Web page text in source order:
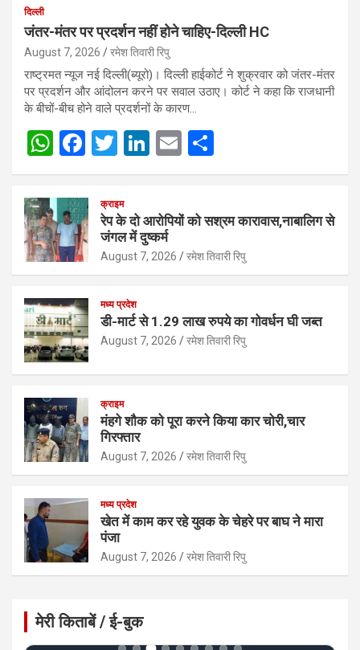
दिल्ली
जंतर-मंतर पर प्रदर्शन नहीं होने चाहिए-दिल्ली HC
August 7, 2026 रमेश तिवारी रिपु
राष्ट्रमत न्यूज नई दिल्ली(ब्यूरो)। दिल्ली हाईकोर्ट ने शुक्रवार को जंतर-मंतर
पर प्रदर्शन और आंदोलन करने पर सवाल उठाए। कोर्ट ने कहा कि राजधानी
के बीचों-बीच होने वाले प्रदर्शनों के कारण…
W
h
at
s
A
p
p
F
a
ce
b
o
o
k
T
wi
tt
er
Li
n
dI
n
E
m h
e
क्राइम
रेप के दो आरोपियों को सश्रम कारावास,नाबालिग से
जंगल में दुष्कर्म
August 7, 2026 रमेश तिवारी रिपु
मध्य प्रदेश
डी-मार्ट से 1.29 लाख रुपये का गोवर्धन घी जब्त
August 7, 2026 रमेश तिवारी रिपु
क्राइम
मंहगे शौक को पूरा करने किया कार चोरी,चार
गिरफ्तार
August 7, 2026 रमेश तिवारी रिपु
मध्य प्रदेश
खेत में काम कर रहे युवक के चेहरे पर बाघ ने मारा
पंजा
August 7, 2026 रमेश तिवारी रिपु
मेरी किताबें / ई-बुक